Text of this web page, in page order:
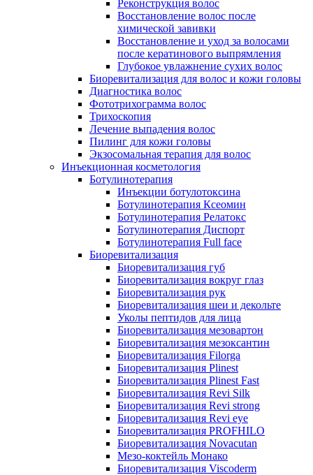
Реконструкция волос
Восстановление волос после
химической завивки
Восстановление и уход за волосами
после кератинового выпрямления
Глубокое увлажнение сухих волос
Биоревитализация для волос и кожи головы
Диагностика волос
Фототрихограмма волос
Трихоскопия
Лечение выпадения волос
Пилинг для кожи головы
Экзосомальная терапия для волос
Инъекционная косметология
Ботулинотерапия
Инъекции ботулотоксина
Ботулинотерапия Ксеомин
Ботулинотерапия Релатокс
Ботулинотерапия Диспорт
Ботулинотерапия Full face
Биоревитализация
Биоревитализация губ
Биоревитализация вокруг глаз
Биоревитализация рук
Биоревитализация шеи и декольте
Уколы пептидов для лица
Биоревитализация мезовартон
Биоревитализация мезоксантин
Биоревитализация Filorga
Биоревитализация Plinest
Биоревитализация Plinest Fast
Биоревитализация Revi Silk
Биоревитализация Revi strong
Биоревитализация Revi eye
Биоревитализация PROFHILO
Биоревитализация Novacutan
Мезо-коктейль Монако
Биоревитализация Viscoderm